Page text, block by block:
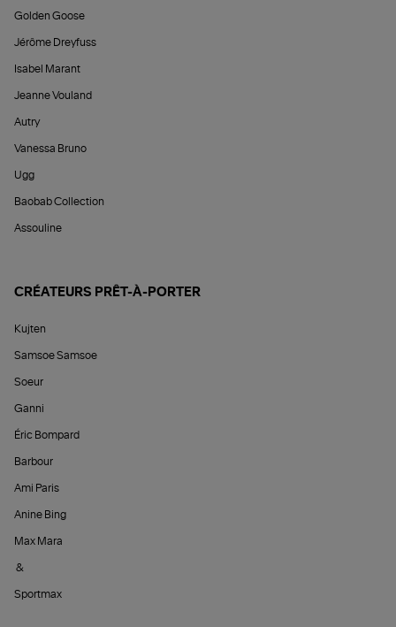
Golden Goose
Jérôme Dreyfuss
Isabel Marant
Jeanne Vouland
Autry
Vanessa Bruno
Ugg
Baobab Collection
Assouline
CRÉATEURS PRÊT-À-PORTER
Kujten
Samsoe Samsoe
Soeur
Ganni
Éric Bompard
Barbour
Ami Paris
Anine Bing
Max Mara
&
Sportmax